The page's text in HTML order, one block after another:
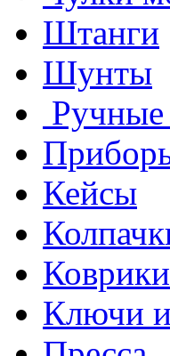
Штанги
Шунты
Ручные
Кейсы
Ключи